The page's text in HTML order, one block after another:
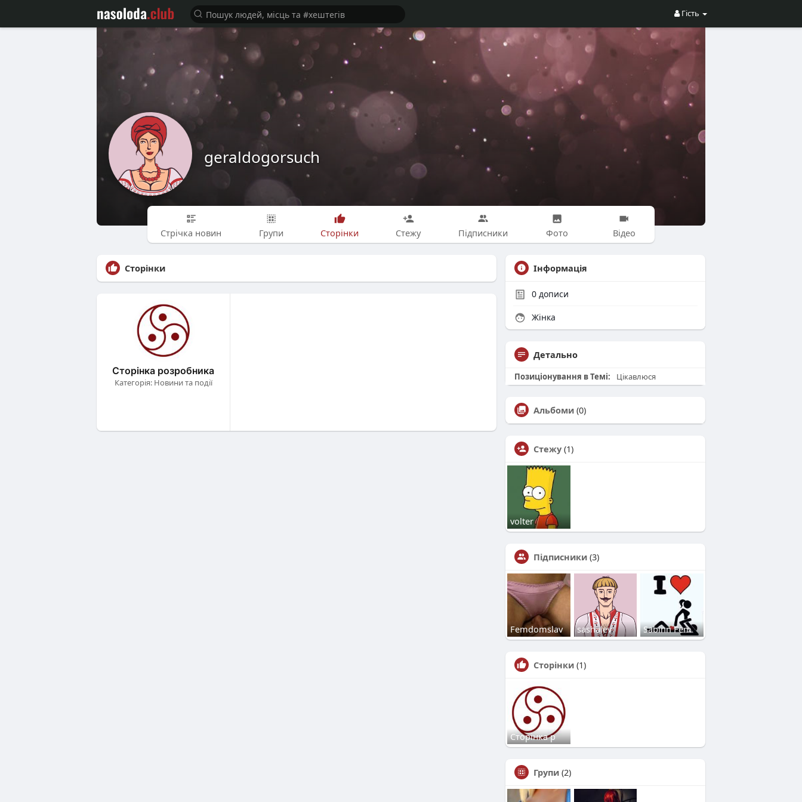
Гість
geraldogorsuch
Стрічка новин Групи Сторінки Стежу Підписники Фото Відео
Сторінки
Сторінка розробника
Категорія: Новини та події
Інформація
0 дописи
Жінка
Детально
Позиціонування в Темі: Цікавлюся
Альбоми (0)
Стежу (1)
volter
Підписники (3)
Femdomslav sashalev Sabinn Fem
Сторінки (1)
Сторінка р
Групи (2)